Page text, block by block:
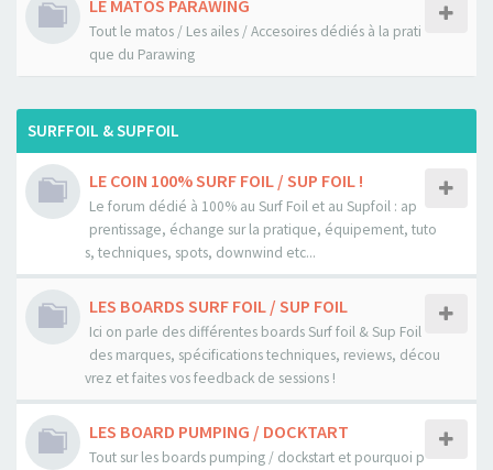
LE MATOS PARAWING
Tout le matos / Les ailes / Accesoires dédiés à la prati
que du Parawing
SURFFOIL & SUPFOIL
LE COIN 100% SURF FOIL / SUP FOIL !
Le forum dédié à 100% au Surf Foil et au Supfoil : ap
prentissage, échange sur la pratique, équipement, tuto
s, techniques, spots, downwind etc...
LES BOARDS SURF FOIL / SUP FOIL
Ici on parle des différentes boards Surf foil & Sup Foil
des marques, spécifications techniques, reviews, décou
vrez et faites vos feedback de sessions !
LES BOARD PUMPING / DOCKTART
Tout sur les boards pumping / dockstart et pourquoi p